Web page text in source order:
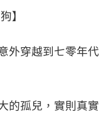
】
外穿越到七零年代
的孤兒，實則真實